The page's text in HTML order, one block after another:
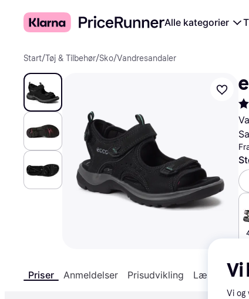
Alle kategorier
Start/Tøj & Tilbehør/Sko/Vandresandaler
Priser Anmeldelser Prisudvikling Læs omVi
Vi og